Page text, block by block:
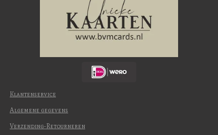
Klantenservice
Algemene gegevens
Verzending-Retourneren